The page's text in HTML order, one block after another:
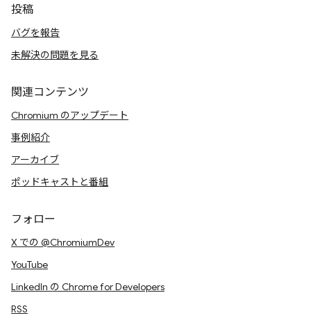
投稿
バグを報告
未解決の問題を見る
関連コンテンツ
Chromium のアップデート
事例紹介
アーカイブ
ポッドキャストと番組
フォロー
X での @ChromiumDev
YouTube
LinkedIn の Chrome for Developers
RSS